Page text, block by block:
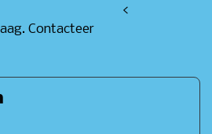
Contacteer
<